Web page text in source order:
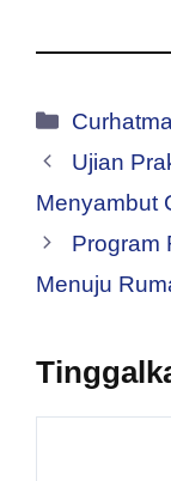
Kategori
Ujian
Menyambut
Program
Menuju